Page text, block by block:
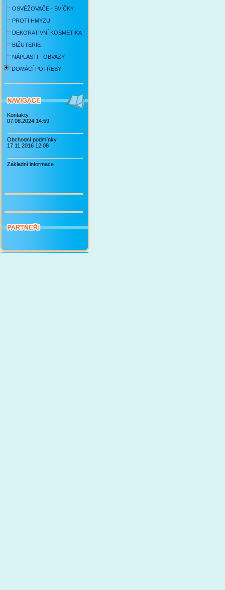
OSVĚŽOVAČE - SVÍČKY
PROTI HMYZU
DEKORATIVNÍ KOSMETIKA
BIŽUTERIE
NÁPLASTI - OBVAZY
DOMÁCÍ POTŘEBY
Kontakty
07.08.2024 14:59
Obchodní podmínky
17.11.2016 12:08
Základní informace